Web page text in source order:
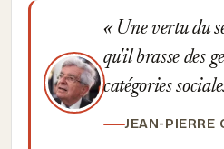
Une vertu du
qu'il brasse des
catégories
JEAN-PIERRE